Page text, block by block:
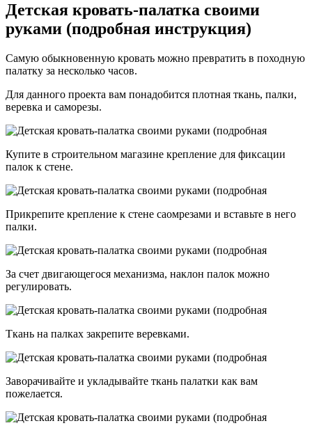
Детская кровать-палатка своими
руками (подробная инструкция)
Самую обыкновенную кровать можно превратить в походную
палатку за несколько часов.
Для данного проекта вам понадобится плотная ткань, палки,
веревка и саморезы.
Купите в строительном магазине крепление для фиксации
палок к стене.
Прикрепите крепление к стене саомрезами и вставьте в него
палки.
За счет двигающегося механизма, наклон палок можно
регулировать.
Ткань на палках закрепите веревками.
Заворачивайте и укладывайте ткань палатки как вам
пожелается.